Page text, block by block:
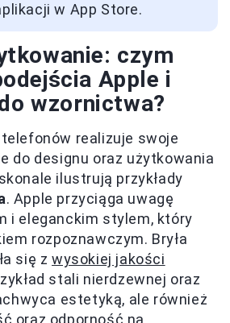
w App Store.
czym
Apple i
wzornictwa?
realizuje swoje
do designu oraz użytkowania
ilustrują przykłady
. Apple przyciąga uwagę
i eleganckim stylem, który
rozpoznawczym. Bryła
się zwysokiej jakości
stali nierdzewnej oraz
estetyką, ale również
oraz odporność na